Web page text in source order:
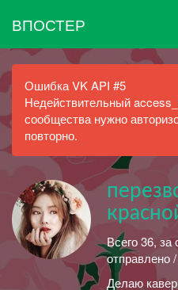
ВПОСТЕР
Ошибка VK API #5
Недействительный
сообщества нужно
повторно.
Всего 36, за
отправлено
Делаю